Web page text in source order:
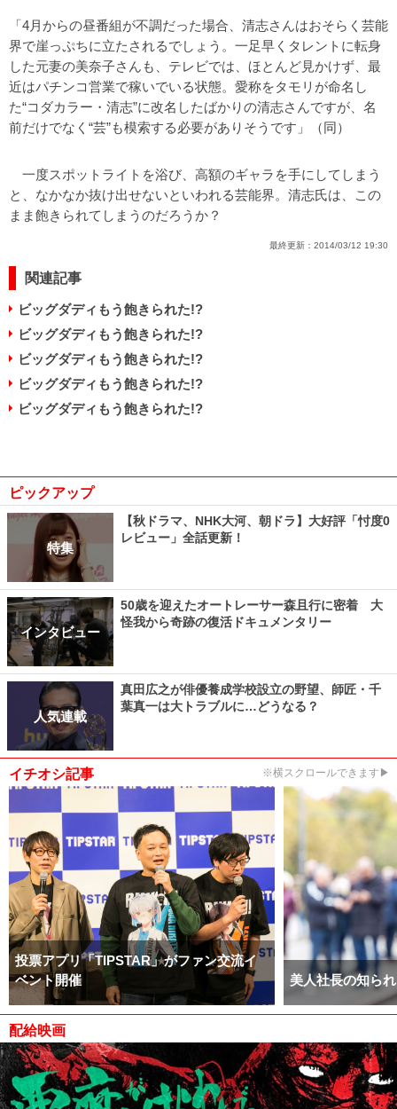
「4月からの昼番組が不調だった場合、清志さんはおそらく芸能
界で崖っぷちに立たされるでしょう。一足早くタレントに転身
した元妻の美奈子さんも、テレビでは、ほとんど見かけず、最
近はパチンコ営業で稼いでいる状態。愛称をタモリが命名し
た“コダカラー・清志”に改名したばかりの清志さんですが、名
前だけでなく“芸”も模索する必要がありそうです」（同）
一度スポットライトを浴び、高額のギャラを手にしてしまう
と、なかなか抜け出せないといわれる芸能界。清志氏は、この
まま飽きられてしまうのだろうか？
最終更新： 2014/03/12 19:30
関連記事
ビッグダディもう飽きられた!?
ビッグダディもう飽きられた!?
ビッグダディもう飽きられた!?
ビッグダディもう飽きられた!?
ビッグダディもう飽きられた!?
ピックアップ
特集
【秋ドラマ、NHK大河、朝ドラ】大好評「忖度0
レビュー」全話更新！
インタビュー
50歳を迎えたオートレーサー森且行に密着 大
怪我から奇跡の復活ドキュメンタリー
人気連載
真田広之が俳優養成学校設立の野望、師匠・千
葉真一は大トラブルに…どうなる？
イチオシ記事 ※横スクロールできます▶
投票アプリ「TIPSTAR」がファン交流イ
ベント開催
美人社長の知ら
配給映画